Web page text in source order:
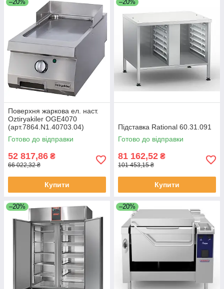
–20%
Поверхня жаркова ел. наст.
Oztiryakiler OGE4070
(арт.7864.N1.40703.04)
Готово до відправки
52 817,86 ₴
66 022,32 ₴
Купити
–20%
Підставка Rational 60.31.091
Готово до відправки
81 162,52 ₴
101 453,15 ₴
Купити
–20% –20%